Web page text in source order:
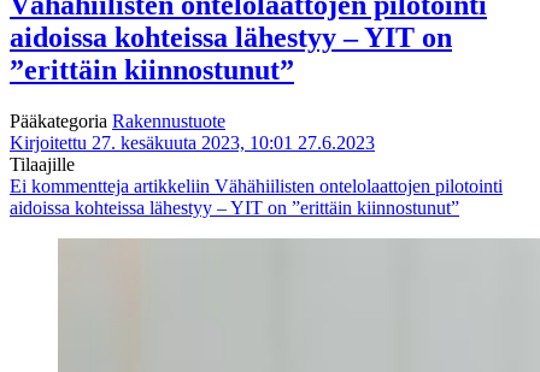
aidoissa kohteissa lähestyy – YIT on
”erittäin kiinnostunut”
Pääkategoria Rakennustuote
Kirjoitettu 27. kesäkuuta 2023, 10:01 27.6.2023
Tilaajille
Ei kommentteja artikkeliin Vähähiilisten ontelolaattojen pilotointi
aidoissa kohteissa lähestyy – YIT on ”erittäin kiinnostunut”